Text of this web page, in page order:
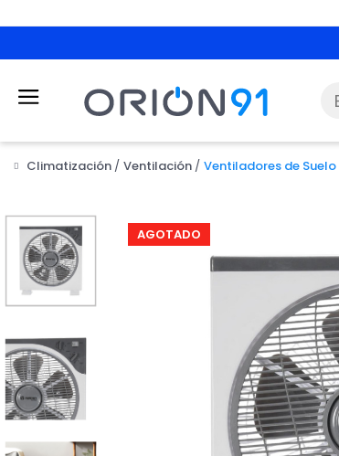
Climatización Ventilación Ventiladores de Suelo
AGOTADO